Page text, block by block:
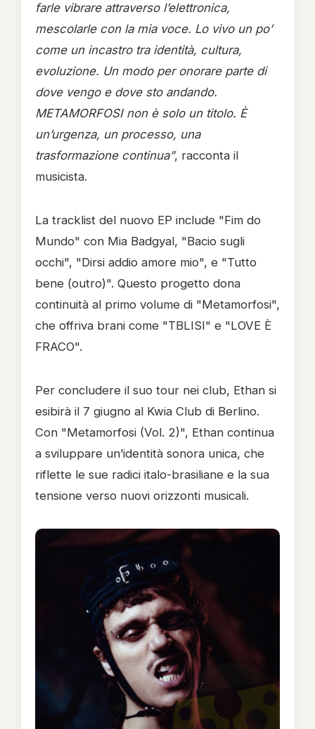
farle vibrare attraverso l’elettronica,
mescolarle con la mia voce. Lo vivo un po’
come un incastro tra identità, cultura,
evoluzione. Un modo per onorare parte di
dove vengo e dove sto andando.
METAMORFOSI non è solo un titolo. È
un’urgenza, un processo, una
trasformazione continua”, racconta il
musicista.
La tracklist del nuovo EP include "Fim do
Mundo" con Mia Badgyal, "Bacio sugli
occhi", "Dirsi addio amore mio", e "Tutto
bene (outro)". Questo progetto dona
continuità al primo volume di "Metamorfosi",
che offriva brani come "TBLISI" e "LOVE È
FRACO".
Per concludere il suo tour nei club, Ethan si
esibirà il 7 giugno al Kwia Club di Berlino.
Con "Metamorfosi (Vol. 2)", Ethan continua
a sviluppare un’identità sonora unica, che
riflette le sue radici italo-brasiliane e la sua
tensione verso nuovi orizzonti musicali.